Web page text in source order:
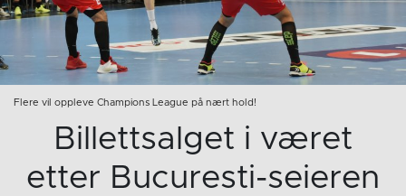
Flere vil oppleve Champions League på nært hold!
Billettsalget i været
etter Bucuresti-seieren